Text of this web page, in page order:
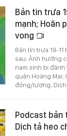
Bản tin trưa
mạnh; Hoãn
vong
Bản tin trưa 19-
sau: Ảnh hưởng
nam sinh bị
quận Hoàng
đồng/lượng;
Podcast bản
Dịch tả heo